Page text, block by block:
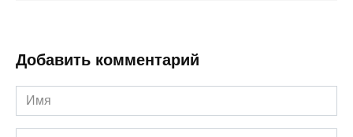
Добавить комментарий
Имя
*